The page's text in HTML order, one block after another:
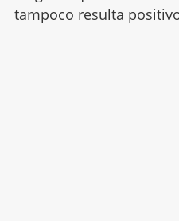
tampoco resulta